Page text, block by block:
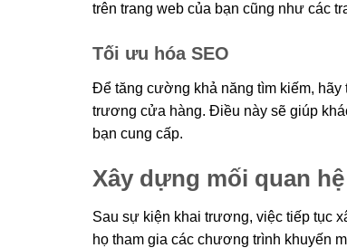
trên trang web của bạn cũng như các
Tối ưu hóa SEO
Để tăng cường khả năng tìm kiếm,
trương cửa hàng. Điều này sẽ giúp
bạn cung cấp.
Xây dựng mối quan
Sau sự kiện khai trương, việc tiếp tục
họ tham gia các chương trình khuyến